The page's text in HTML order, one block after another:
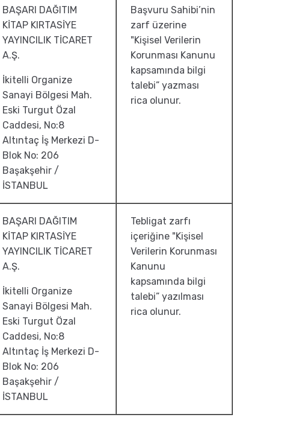
BAŞARI DAĞITIM
KİTAP KIRTASİYE
YAYINCILIK TİCARET
A.Ş.
İkitelli Organize
Sanayi Bölgesi Mah.
Eski Turgut Özal
Caddesi, No:8
Altıntaç İş Merkezi D-
Blok No: 206
Başakşehir /
İSTANBUL
Başvuru Sahibi’nin
zarf üzerine
"Kişisel Verilerin
Korunması Kanunu
kapsamında bilgi
talebi” yazması
rica olunur.
BAŞARI DAĞITIM
KİTAP KIRTASİYE
YAYINCILIK TİCARET
A.Ş.
İkitelli Organize
Sanayi Bölgesi Mah.
Eski Turgut Özal
Caddesi, No:8
Altıntaç İş Merkezi D-
Blok No: 206
Başakşehir /
İSTANBUL
Tebligat zarfı
içeriğine "Kişisel
Verilerin Korunması
Kanunu
kapsamında bilgi
talebi” yazılması
rica olunur.